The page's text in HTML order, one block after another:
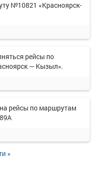
№10821 «Красноярск-
рейсы по
— Кызыл».
рейсы по маршрутам
»